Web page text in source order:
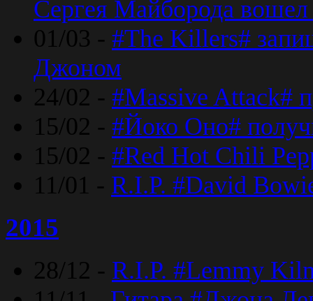
Сергея Майборода
01/03 - #The Killers#
Джоном
24/02 - #Massive Attack#
15/02 - #Йоко Оно#
15/02 - #Red Hot Chili
11/01 - R.I.P. #David
2015
28/12 - R.I.P. #Lemmy